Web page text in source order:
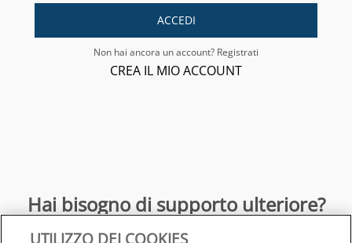
ACCEDI
Non hai ancora un account? Registrati
CREA IL MIO ACCOUNT
Hai bisogno di supporto ulteriore?
UTILIZZO DEI COOKIES